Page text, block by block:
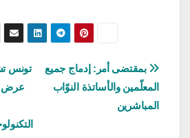
تصفّح
المقالات
تونس
عرض
بمقتضى أمر: إدماج جميع
المعلّمين والأساتذة النوّاب
المباشرين